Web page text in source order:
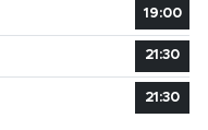
19:00
21:30
21:30